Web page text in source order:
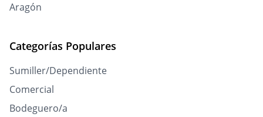
Aragón
Categorías Populares
Sumiller/Dependiente
Comercial
Bodeguero/a